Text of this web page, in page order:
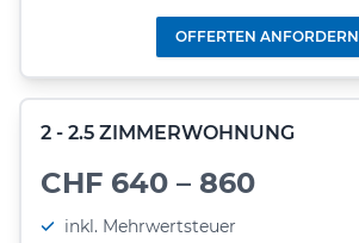
OFFERTEN ANFORDERN
2 - 2.5 ZIMMERWOHNUNG
CHF 640 – 860
inkl. Mehrwertsteuer